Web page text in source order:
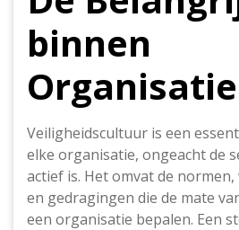
binnen
Veiligheidscultuur is een
elke organisatie, ongeacht de
actief is. Het omvat de
en gedragingen die de mate
een organisatie bepalen. Een